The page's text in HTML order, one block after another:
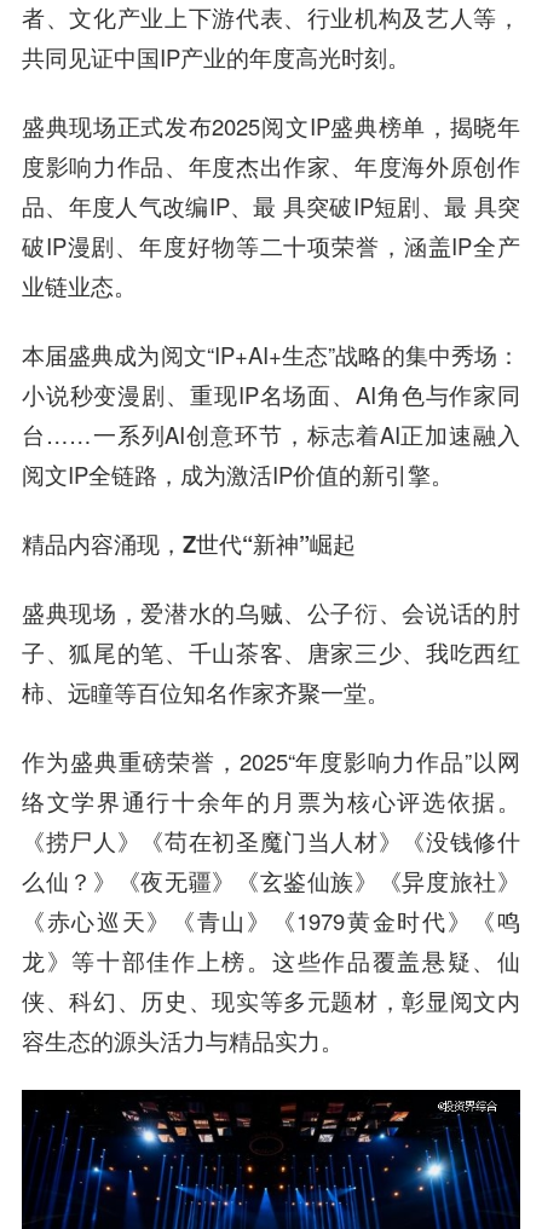
者、文化产业上下游代表、行业机构及艺人等，
共同见证中国IP产业的年度高光时刻。
盛典现场正式发布2025阅文IP盛典榜单，揭晓年
度影响力作品、年度杰出作家、年度海外原创作
品、年度人气改编IP、最 具突破IP短剧、最 具突
破IP漫剧、年度好物等二十项荣誉，涵盖IP全产
业链业态。
本届盛典成为阅文“IP+AI+生态”战略的集中秀场：
小说秒变漫剧、重现IP名场面、AI角色与作家同
台……一系列AI创意环节，标志着AI正加速融入
阅文IP全链路，成为激活IP价值的新引擎。
精品内容涌现，Z世代“新神”崛起
盛典现场，爱潜水的乌贼、公子衍、会说话的肘
子、狐尾的笔、千山茶客、唐家三少、我吃西红
柿、远瞳等百位知名作家齐聚一堂。
作为盛典重磅荣誉，2025“年度影响力作品”以网
络文学界通行十余年的月票为核心评选依据。
《捞尸人》《苟在初圣魔门当人材》《没钱修什
么仙？》《夜无疆》《玄鉴仙族》《异度旅社》
《赤心巡天》《青山》《1979黄金时代》《鸣
龙》等十部佳作上榜。这些作品覆盖悬疑、仙
侠、科幻、历史、现实等多元题材，彰显阅文内
容生态的源头活力与精品实力。